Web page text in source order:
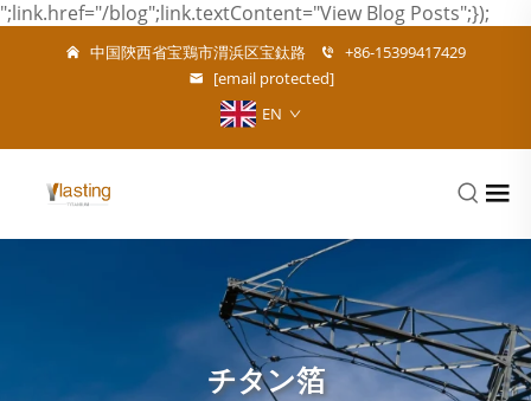
";link.href="/blog";link.textContent="View Blog Posts";});
中国陝西省宝鶏市渭浜区宝鈦路
+86-15399417429
[email protected]
EN
チタン箔